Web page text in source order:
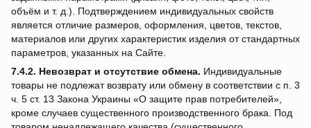
объём и т. д.). Подтверждением индивидуальных свойств
является отличие размеров, оформления, цветов, текстов,
материалов или других характеристик изделия от стандартных
параметров, указанных на Сайте.
7.4.2. Невозврат и отсутствие обмена. Индивидуальные
товары не подлежат возврату или обмену в соответствии с п. 3
ч. 5 ст. 13 Закона Украины «О защите прав потребителей»,
кроме случаев существенного производственного брака. Под